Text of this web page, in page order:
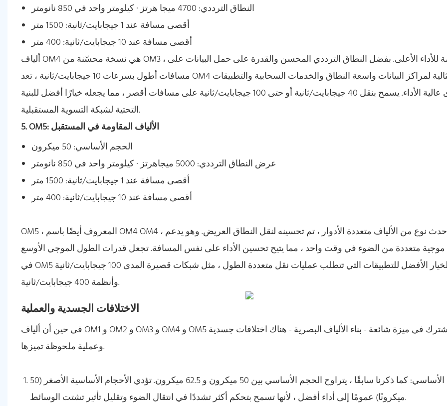
النطاق الترددي: 4700 ميجا هرتز · كيلومتر واحد في 850 نانومتر
أقصى مسافة عند 1 جيجابايت/ثانية: 1500 متر
أقصى مسافة عند 10 جيجابايت/ثانية: 400 متر
ألياف OM4 هي نسخة محسّنة من OM3 ، مصممة للأداء الأعلى. بفضل النطاق الترددي المحسن والقدرة على حمل البيانات على
مسافات أطول بسرعات 10 جيجابايت/ثانية ، تعد OM4 مثالية لمراكز البيانات واسعة النطاق والخدمات السحابية والتطبيقات
الأخرى عالية الأداء. يسمح بنقل 40 جيجابايت/ثانية أو حتى 100 جيجابايت/ثانية على مسافات أقصر ، مما يجعله خيارًا أفضل للبنية
التحتية لشبكة التسوية المستقبلية.
5. OM5: الألياف المقاومة في المستقبل
الحجم الأساسي: 50 ميكرون
عرض النطاق الترددي: 5000 ميجاهرتز · كيلومتر واحد في 850 نانومتر
أقصى مسافة عند 1 جيجابايت/ثانية: 1500 متر
أقصى مسافة عند 10 جيجابايت/ثانية: 400 متر
OM5 ، المعروف أيضًا باسم OM4 OM4 ، هو أحدث نوع من الألياف متعددة الأدوار ، تم تحسينه لنقل النطاق العريض. وهو يدعم
متعددة من الضوء في وقت واحد ، مما يتيح تحسين الأداء على نفس المسافة. تجعل قدرات الطول الموجي الأوسع
في OM5 الخيار الأفضل للتطبيقات التي تتطلب عمليات نقل متعددة الطول ، مثل شبكات قصيرة المدى 100 جيجابايت/ثانية
وأنظمة 400 جيجابايت/ثانية.
الاختلافات الجسدية والعملية
في حين أن ألياف OM1 و OM2 و OM3 و OM4 و OM5 تشترك في ميزة شائعة - بناء الألياف البصرية - هناك اختلافات جسدية
وعملية ملحوظة تميزها.
الحجم الأساسي: كما ذكرنا سابقًا ، يتراوح الحجم الأساسي بين 50 ميكرون و 62.5 ميكرون. تؤدي الأحجام الأساسية الأصغر (50
ميكرونًا) عمومًا إلى أداء أفضل ، لأنها تسمح بتحكم أكثر تشددًا في انتقال الضوء وتقليل تأثير تشتت الوسائط.